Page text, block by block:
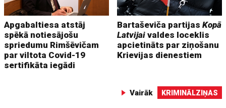
Apgabaltiesa atstāj
spēkā notiesājošu
spriedumu Rimšēvičam
par viltota Covid-19
sertifikāta iegādi
Bartaševiča partijasKopā
Latvijai valdes loceklis
apcietināts par ziņošanu
Krievijas dienestiem
Vairāk KRIMINĀLZIŅAS